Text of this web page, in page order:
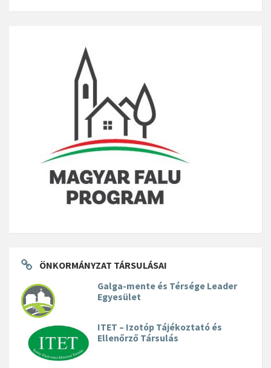
ÖNKORMÁNYZAT TÁRSULÁSAI
Galga-mente és Térsége Leader
Egyesület
ITET – Izotóp Tájékoztató és
Ellenőrző Társulás